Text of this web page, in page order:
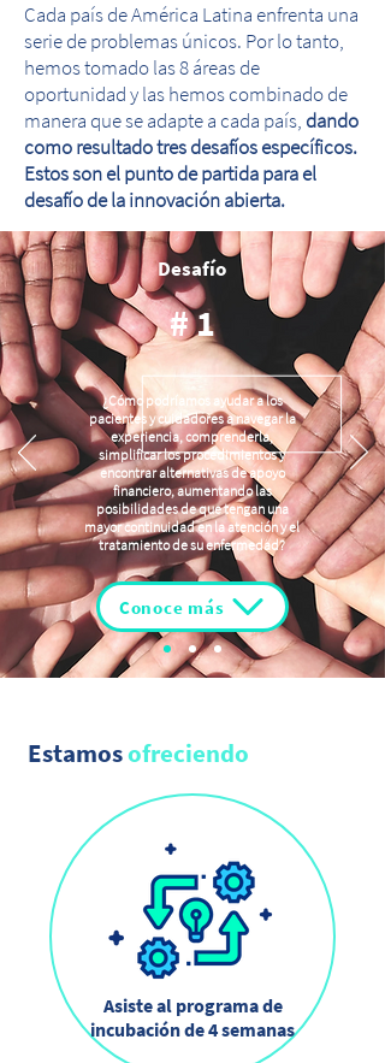
Cada país de América Latina enfrenta una
serie de problemas únicos. Por lo tanto,
hemos tomado las 8 áreas de
oportunidad y las hemos combinado de
manera que se adapte a cada país, dando
como resultado tres desafíos específicos.
Estos son el punto de partida para el
desafío de la innovación abierta.
Desafío
# 1
¿Cómo podríamos ayudar a los
pacientes y cuidadores a navegar la
experiencia, comprenderla,
simplificar los procedimientos y
encontrar alternativas de apoyo
financiero, aumentando las
posibilidades de que tengan una
mayor continuidad en la atención y el
tratamiento de su enfermedad?
Conoce más
Estamosofreciendo
Asiste al programa de
incubación de 4 semanas